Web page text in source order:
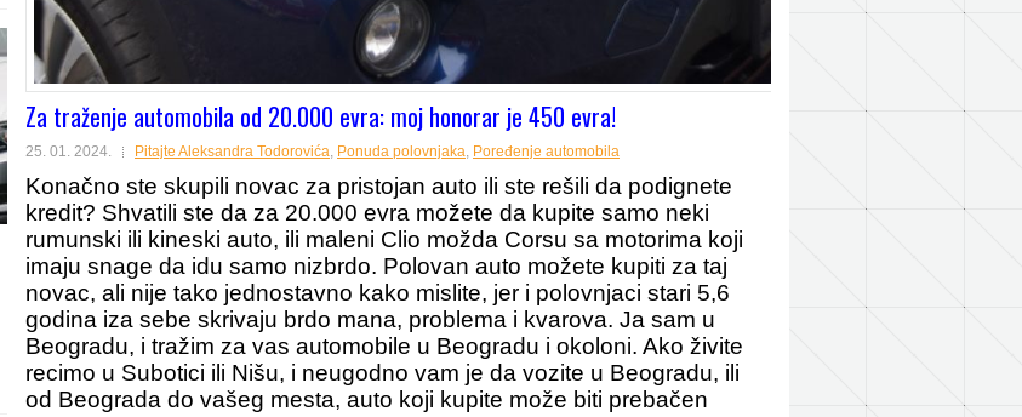
Za traženje automobila od 20.000 evra: moj honorar je 450 evra!
25. 01. 2024. Pitajte Aleksandra Todorovića Ponuda polovnjaka Poređenje automobila
Konačno ste skupili novac za pristojan auto ili ste rešili da podignete
kredit? Shvatili ste da za 20.000 evra možete da kupite samo neki
rumunski ili kineski auto, ili maleni Clio možda Corsu sa motorima koji
imaju snage da idu samo nizbrdo. Polovan auto možete kupiti za taj
novac, ali nije tako jednostavno kako mislite, jer i polovnjaci stari 5,6
godina iza sebe skrivaju brdo mana, problema i kvarova. Ja sam u
Beogradu, i tražim za vas automobile u Beogradu i okoloni. Ako živite
recimo u Subotici ili Nišu, i neugodno vam je da vozite u Beogradu, ili
od Beograda do vašeg mesta, auto koji kupite može biti prebačen